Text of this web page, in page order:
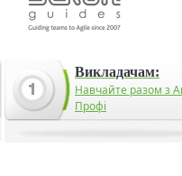
Викладачам:
Навчайте разом з
Профі